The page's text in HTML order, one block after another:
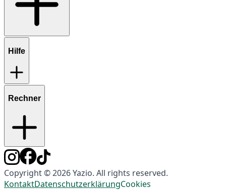
Hilfe
Rechner
Copyright © 2026 Yazio. All rights reserved.
KontaktDatenschutzerklärungCookies